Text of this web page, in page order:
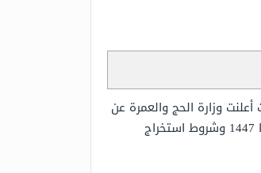
وزارة الحج والعمرة عن
سوف نتعرف على طريقة حجز تصريح عمرة من توكلنا أو اعتمرنا 1447 وشروط استخراج